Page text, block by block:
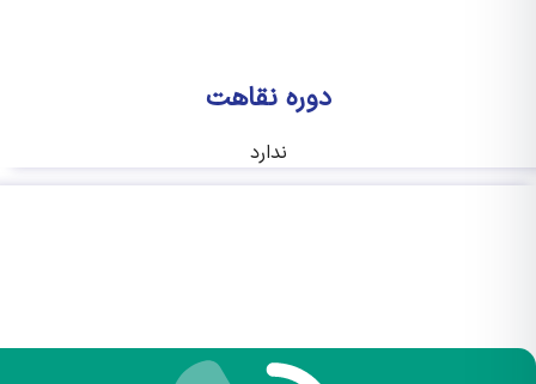
دوره نقاهت
ندارد